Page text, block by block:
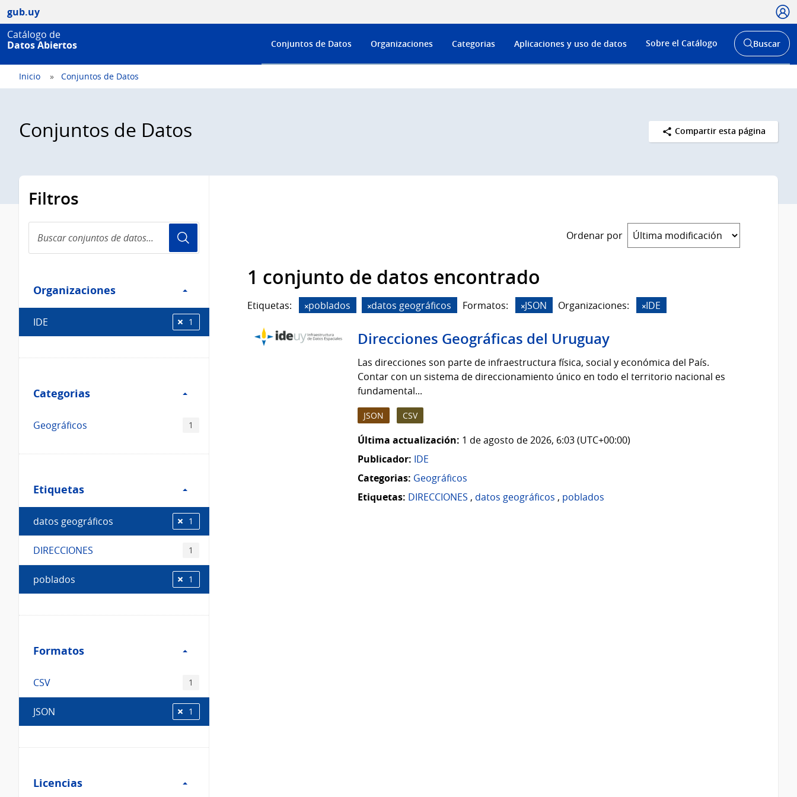
gub.uy
Catálogo de
Datos Abiertos
Menú
de
Conjuntos de Datos Organizaciones Categorias Aplicaciones y uso de datos Sobre el Catálogo
Abrir
buscador
Buscar
Inicio Conjuntos de Datos
Conjuntos de Datos Compartir esta página
Filtros
conjuntos
de
Organizaciones
Organizaciones
IDE 1
Categorias
Categorias
Geográficos 1
Etiquetas
Etiquetas
datos geográficos 1
DIRECCIONES 1
poblados 1
Formatos
Formatos
CSV 1
JSON 1
Licencias
Licencias
Ordenar por
1 conjunto de datos encontrado
Etiquetas: poblados datos geográficos Formatos: JSON Organizaciones: IDE
Direcciones Geográficas del Uruguay
Las direcciones son parte de infraestructura física, social y económica del País.
Contar con un sistema de direccionamiento único en todo el territorio nacional es
fundamental...
JSON CSV
Última actualización: 1 de agosto de 2026, 6:03 (UTC+00:00)
Publicador: IDE
Categorias: Geográficos
Etiquetas: DIRECCIONES , datos geográficos , poblados